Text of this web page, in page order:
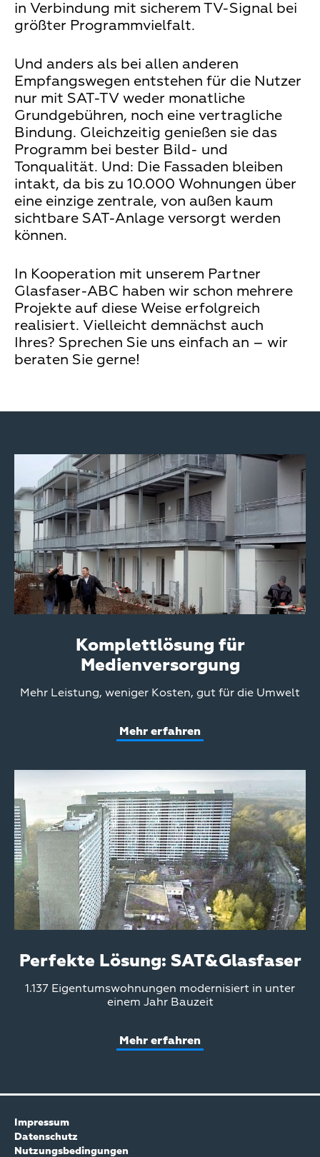
in Verbindung mit sicherem TV-Signal bei
größter Programmvielfalt.
Und anders als bei allen anderen
Empfangswegen entstehen für die Nutzer
nur mit SAT-TV weder monatliche
Grundgebühren, noch eine vertragliche
Bindung. Gleichzeitig genießen sie das
Programm bei bester Bild- und
Tonqualität. Und: Die Fassaden bleiben
intakt, da bis zu 10.000 Wohnungen über
eine einzige zentrale, von außen kaum
sichtbare SAT-Anlage versorgt werden
können.
In Kooperation mit unserem Partner
Glasfaser-ABC haben wir schon mehrere
Projekte auf diese Weise erfolgreich
realisiert. Vielleicht demnächst auch
Ihres? Sprechen Sie uns einfach an – wir
beraten Sie gerne!
Media
Komplettlösung für
Medienversorgung
Teaser
Mehr Leistung, weniger Kosten, gut für die Umwelt
Mehr erfahren
Perfekte Lösung: SAT&Glasfaser
Teaser
1.137 Eigentumswohnungen modernisiert in unter
einem Jahr Bauzeit
Mehr erfahren
Impressum
Datenschutz
Nutzungsbedingungen